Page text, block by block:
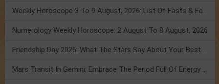
Weekly Horoscope 3 To 9 August, 2026: List Of Fasts & Festivals
Numerology Weekly Horoscope: 2 August To 8 August, 2026
Friendship Day 2026: What The Stars Say About Your Best Friend!
Mars Transit In Gemini: Embrace The Period Full Of Energy & Intelligence